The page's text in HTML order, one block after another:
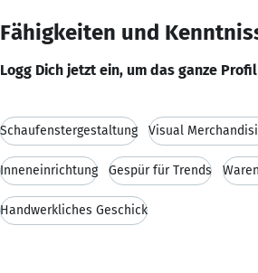
Fähigkeiten und
Logg Dich jetzt ein, um das ganze
Schaufenstergestaltung Visual
Inneneinrichtung Gespür für Trends
Handwerkliches Geschick